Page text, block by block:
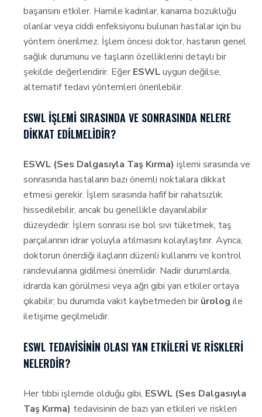
başarısını etkiler. Hamile kadınlar, kanama bozukluğu
olanlar veya ciddi enfeksiyonu bulunan hastalar için bu
yöntem önerilmez. İşlem öncesi doktor, hastanın genel
sağlık durumunu ve taşların özelliklerini detaylı bir
şekilde değerlendirir. Eğer ESWLuygun değilse,
alternatif tedavi yöntemleri önerilebilir.
ESWL İŞLEMI SIRASINDA VE SONRASINDA NELERE
DIKKAT EDILMELIDIR?
ESWL (Ses Dalgasıyla Taş Kırma) işlemi sırasında ve
sonrasında hastaların bazı önemli noktalara dikkat
etmesi gerekir. İşlem sırasında hafif bir rahatsızlık
hissedilebilir, ancak bu genellikle dayanılabilir
düzeydedir. İşlem sonrası ise bol sıvı tüketmek, taş
parçalarının idrar yoluyla atılmasını kolaylaştırır. Ayrıca,
doktorun önerdiği ilaçların düzenli kullanımı ve kontrol
randevularına gidilmesi önemlidir. Nadir durumlarda,
idrarda kan görülmesi veya ağrı gibi yan etkiler ortaya
çıkabilir; bu durumda vakit kaybetmeden bir ürolog ile
iletişime geçilmelidir.
ESWL TEDAVISININ OLASI YAN ETKILERI VE RISKLERI
NELERDIR?
Her tıbbi işlemde olduğu gibi, ESWL (Ses Dalgasıyla
Taş Kırma) tedavisinin de bazı yan etkileri ve riskleri